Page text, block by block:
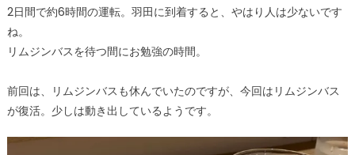
2日間で約6時間の運転。羽田に到着すると、やはり人は少ないです
ね。
リムジンバスを待つ間にお勉強の時間。
前回は、リムジンバスも休んでいたのですが、今回はリムジンバス
が復活。少しは動き出しているようです。